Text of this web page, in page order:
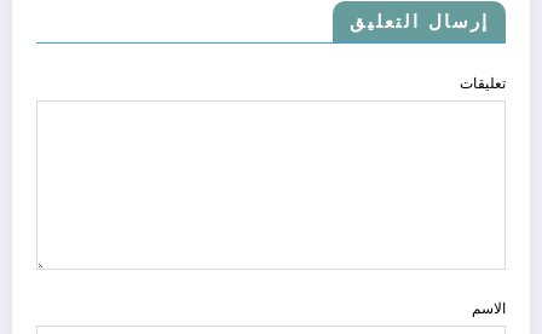
إرسال التعليق
تعليقات
الاسم